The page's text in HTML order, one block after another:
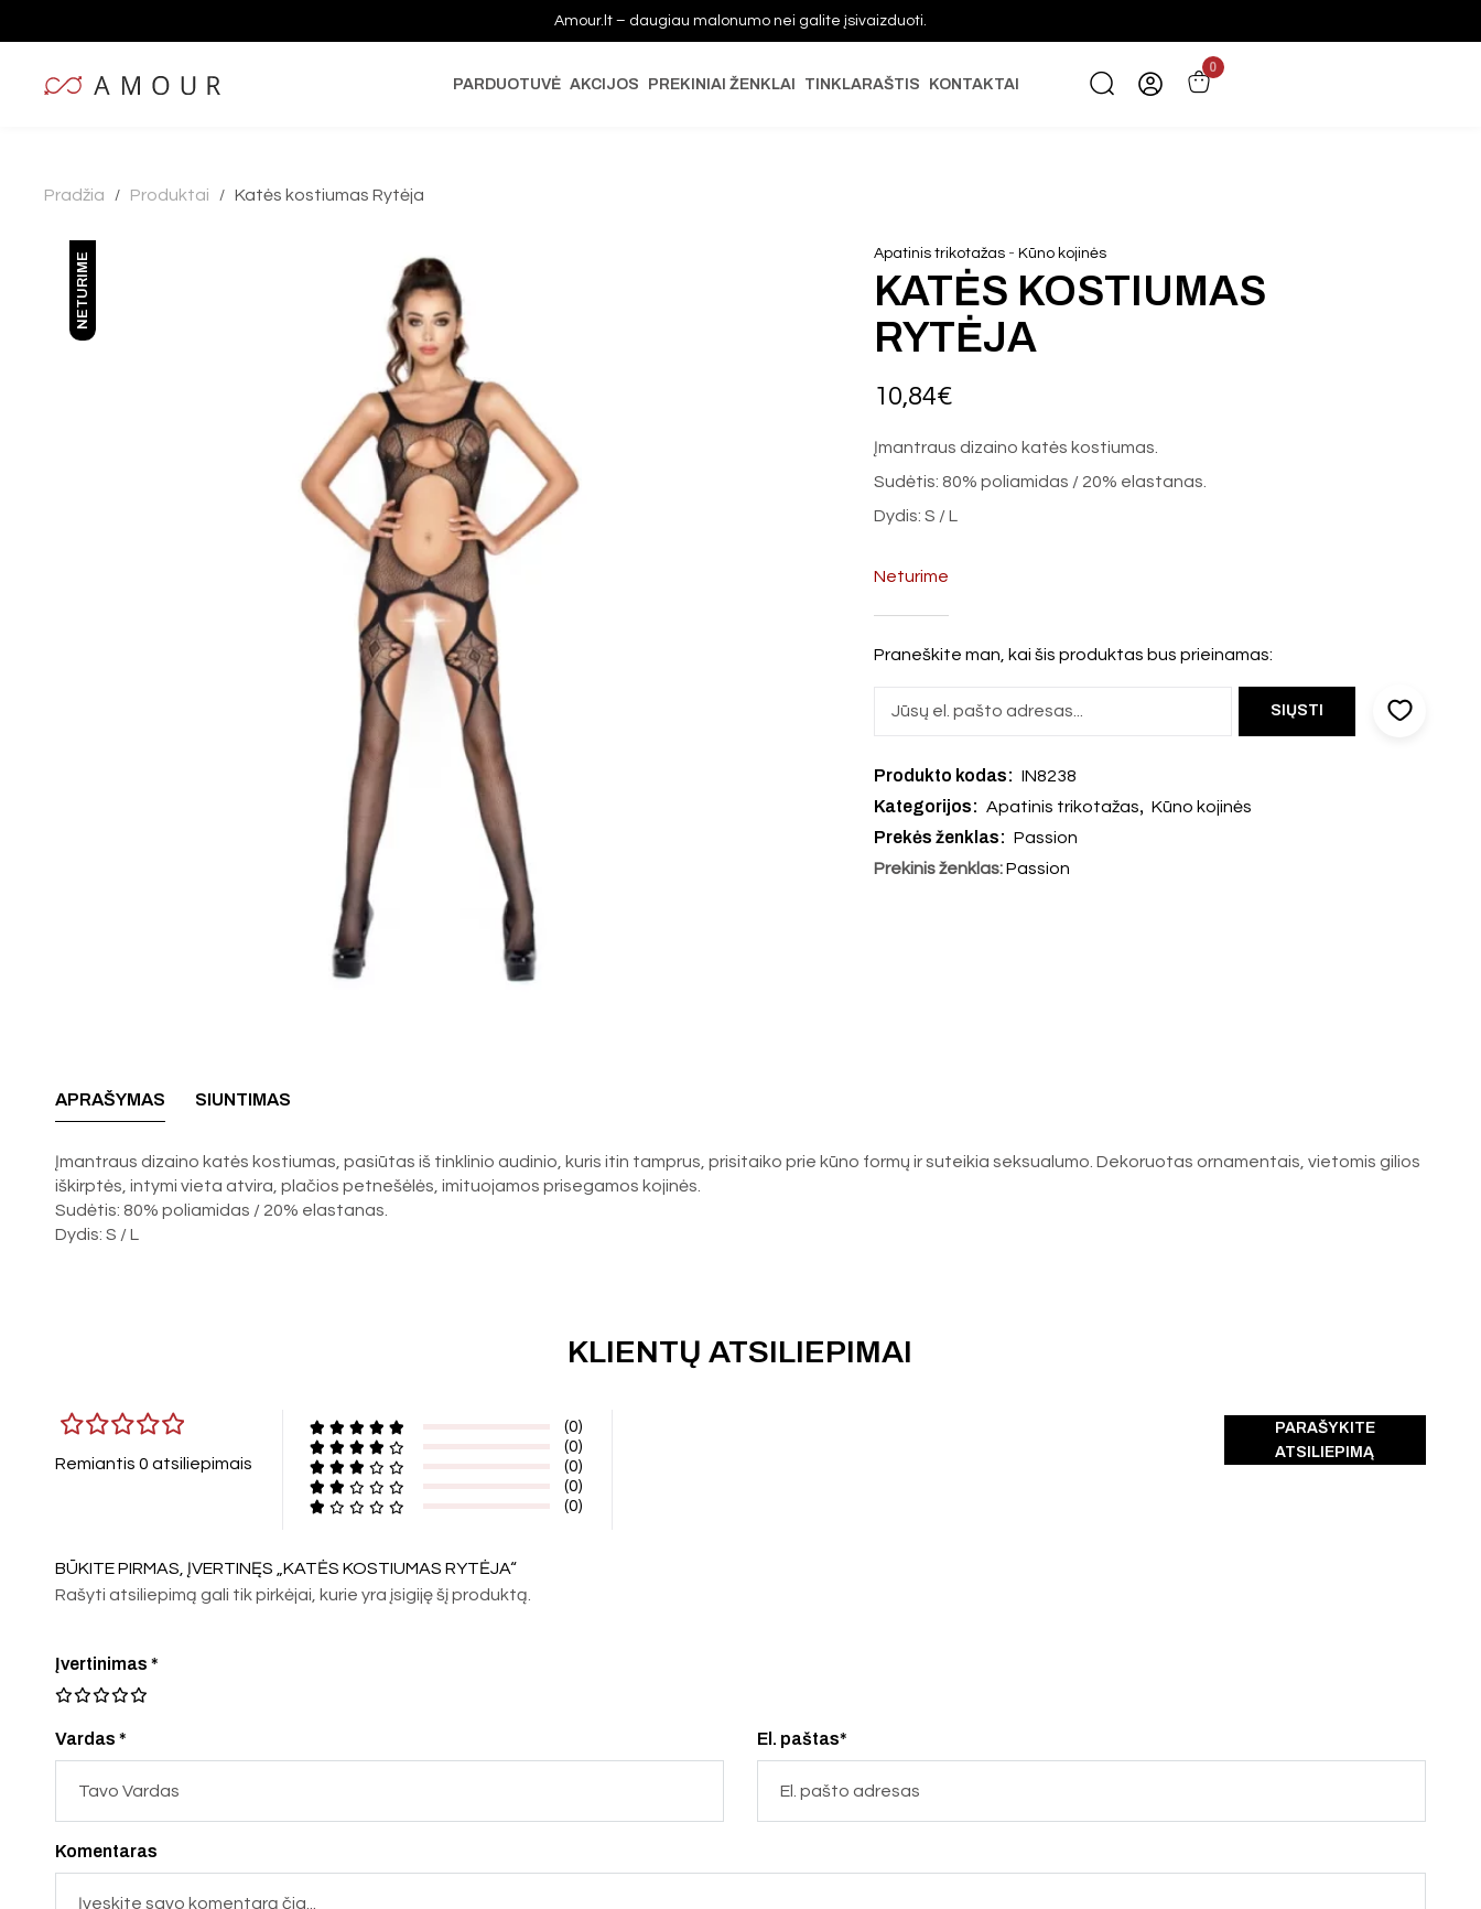
Amour.lt – daugiau malonumo nei galite įsivaizduoti.
PARDUOTUVĖ AKCIJOS PREKINIAI ŽENKLAI TINKLARAŠTIS KONTAKTAI
0
Pradžia / Produktai / Katės kostiumas Rytėja
NETURIME Apatinis trikotažas -Kūno kojinės
KATĖS KOSTIUMAS
RYTĖJA
10,84€
Įmantraus dizaino katės kostiumas.
Sudėtis: 80% poliamidas / 20% elastanas.
Dydis: S / L
Neturime
Praneškite man, kai šis produktas bus prieinamas:
Produkto kodas: IN8238
Kategorijos: Apatinis trikotažas, Kūno kojinės
Prekės ženklas: Passion
Prekinis ženklas:Passion
APRAŠYMAS SIUNTIMAS
Įmantraus dizaino katės kostiumas, pasiūtas iš tinklinio audinio, kuris itin tamprus, prisitaiko prie kūno formų ir suteikia seksualumo. Dekoruotas ornamentais, vietomis gilios
iškirptės, intymi vieta atvira, plačios petnešėlės, imituojamos prisegamos kojinės.
Sudėtis: 80% poliamidas / 20% elastanas.
Dydis: S / L
KLIENTŲ ATSILIEPIMAI
Remiantis 0 atsiliepimais
(0)
(0)
(0)
(0)
(0)
PARAŠYKITE
ATSILIEPIMĄ
BŪKITE PIRMAS, ĮVERTINĘS „KATĖS KOSTIUMAS RYTĖJA“
Rašyti atsiliepimą gali tik pirkėjai, kurie yra įsigiję šį produktą.
Vardas * El. paštas*
Įvertinimas*
Komentaras